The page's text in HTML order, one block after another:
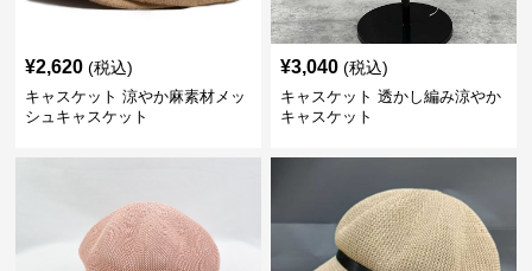
¥2,620 (税込)
キャスケット 涼やか麻素材メッ
シュキャスケット
¥3,040 (税込)
キャスケット 透かし編み涼やか
キャスケット